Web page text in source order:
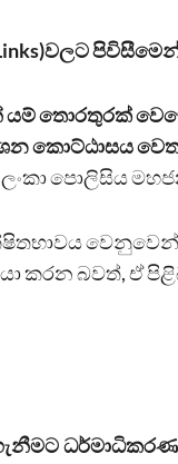
තොරතුරක්
කොට්ඨාසය
ලංකා පොලිසිය
කරන බවත්,